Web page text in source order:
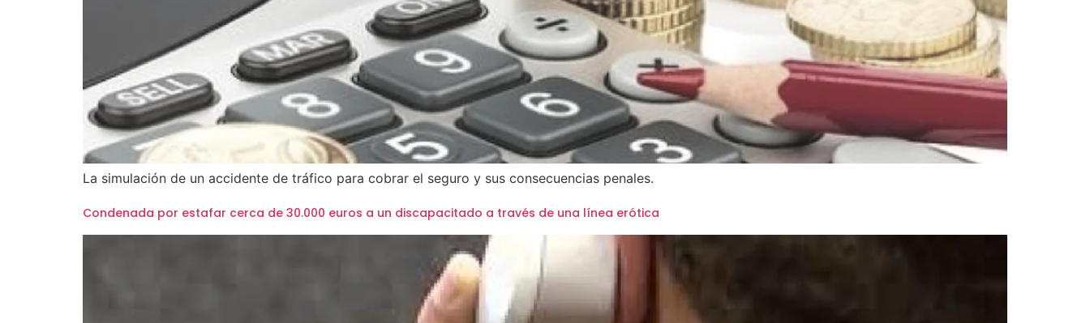
La simulación de un accidente de tráfico para cobrar el seguro y sus consecuencias penales.
Condenada por estafar cerca de 30.000 euros a un discapacitado a través de una línea erótica